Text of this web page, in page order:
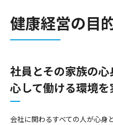
健康経営の目
社員とその家族の
心して働ける環境
会社に関わるすべての人が心身